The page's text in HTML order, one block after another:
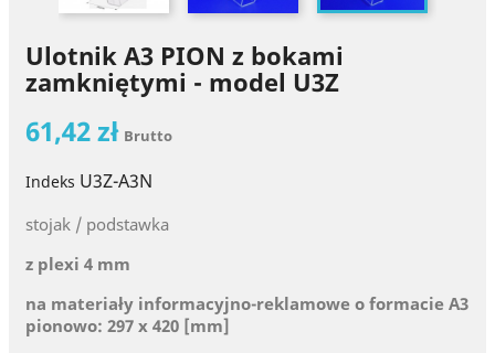
Ulotnik A3 PION z bokami
zamkniętymi - model U3Z
61,42 zł Brutto
Indeks U3Z-A3N
stojak / podstawka
z plexi 4 mm
na materiały informacyjno-reklamowe o formacie A3
pionowo: 297 x 420 [mm]